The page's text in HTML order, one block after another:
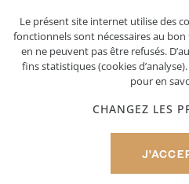
Privacy policy
© Two
Le présent site internet utilise des
fonctionnels sont nécessaires au
en ne peuvent pas être refusés.
fins statistiques (cookies
pour en
CHANGEZ LES